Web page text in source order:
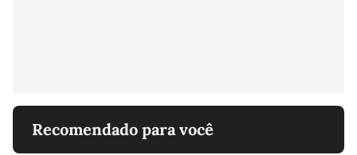
Recomendado para você